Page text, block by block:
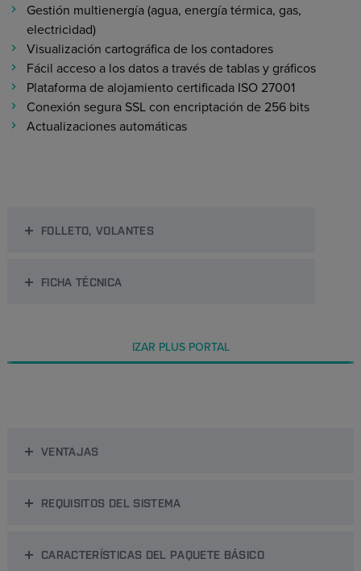
Gestión multienergía (agua, energía térmica, gas,
electricidad)
Visualización cartográfica de los contadores
Fácil acceso a los datos a través de tablas y gráficos
Plataforma de alojamiento certificada ISO 27001
Conexión segura SSL con encriptación de 256 bits
Actualizaciones automáticas
FOLLETO, VOLANTES
FICHA TÉCNICA
IZAR PLUS PORTAL
VENTAJAS
REQUISITOS DEL SISTEMA
CARACTERÍSTICAS DEL PAQUETE BÁSICO